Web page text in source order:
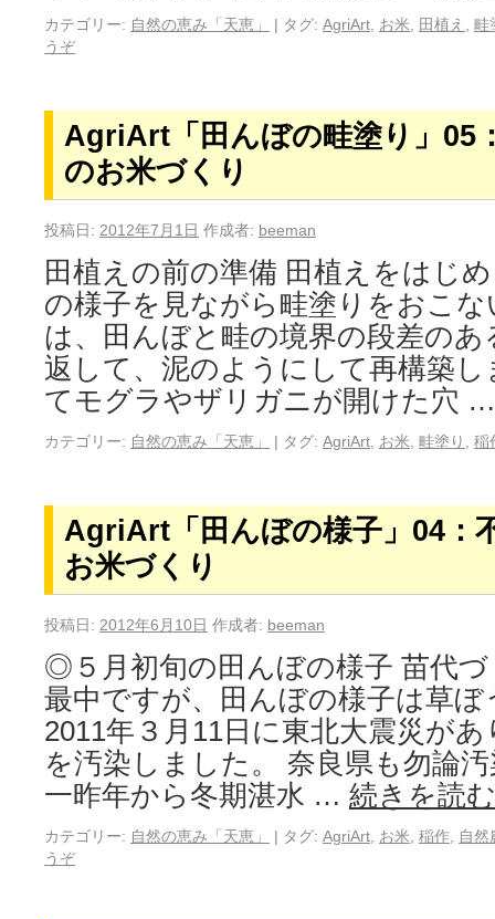
カテゴリー: 自然の恵み「天恵」 | タグ: AgriArt お米 田植え
畦
うぞ
AgriArt「田んぼの畦塗り」05
のお米づくり
投稿日: 2012年7月1日 作成者: beeman
田植えの前の準備 田植えをはじ
の様子を見ながら畦塗りをおこ
は、田んぼと畦の境界の段差の
返して、泥のようにして再構築
てモグラやザリガニが開けた穴
カテゴリー: 自然の恵み「天恵」 | タグ: AgriArt お米 畦塗り 稲
AgriArt「田んぼの様子」04：
お米づくり
投稿日: 2012年6月10日 作成者: beeman
◎５月初旬の田んぼの様子 苗代
最中ですが、田んぼの様子は草
2011年３月11日に東北大震災が
を汚染しました。 奈良県も勿論
一昨年から冬期湛水 … 続きを読
カテゴリー: 自然の恵み「天恵」 | タグ: AgriArt お米 稲作
自然
うぞ